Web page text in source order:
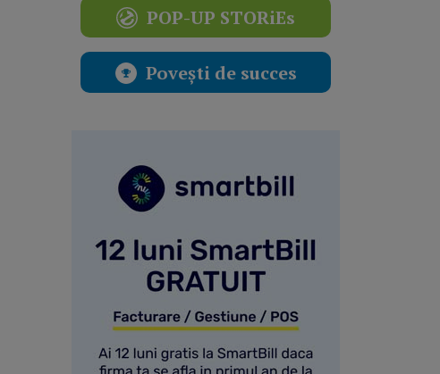
POP-UP STORiEs
Povești de succes